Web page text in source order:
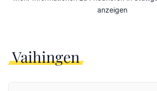
anzeigen
Vaihingen